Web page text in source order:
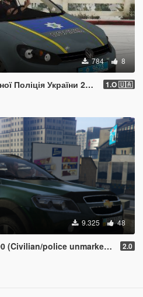
784 8
Golf VI (Patrol Police ukraine) 1.O 🇺🇦
9.325 48
on/Replace/Extras/EU & RU Plates] General Motors Theta 2.0